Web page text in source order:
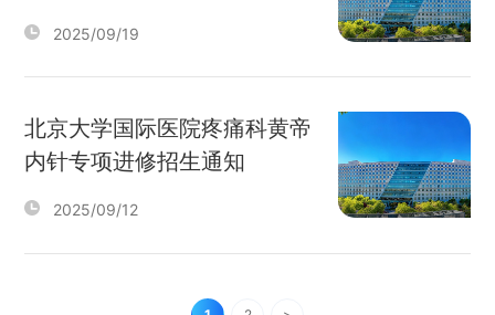
2025/09/19
北京大学国际医院疼痛科黄帝
内针专项进修招生通知
2025/09/12